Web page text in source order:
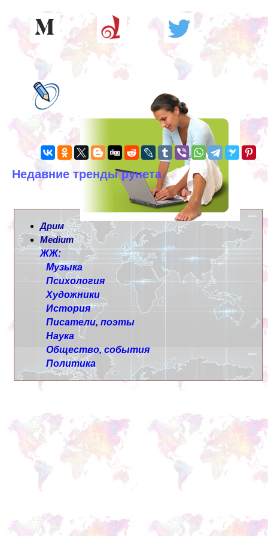
Недавние тренды рунета
Дрим
Medium
ЖЖ:
Музыка
Психология
Художники
История
Писатели, поэты
Наука
Общество, события
Политика